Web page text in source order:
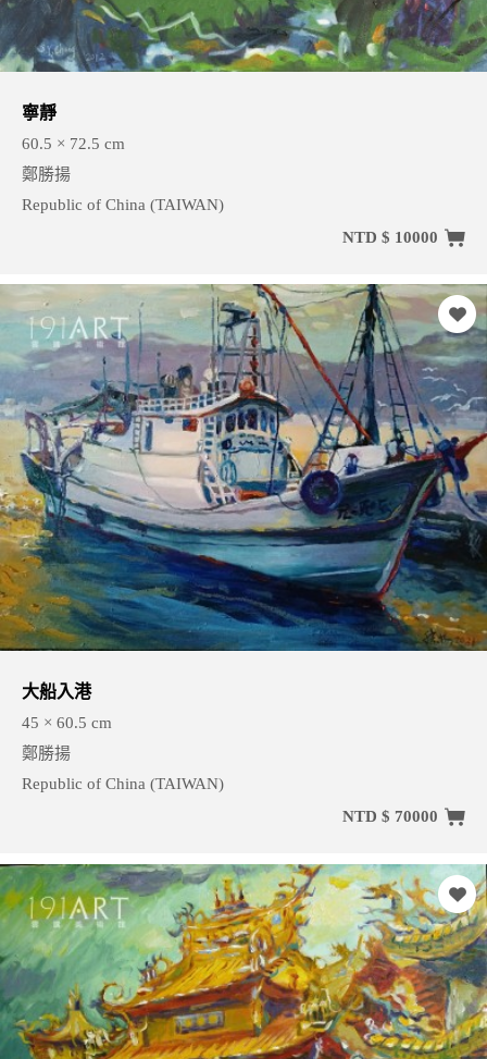
寧靜
60.5 × 72.5 cm
鄭勝揚
Republic of China (TAIWAN)
NTD $ 10000
大船入港
45 × 60.5 cm
鄭勝揚
Republic of China (TAIWAN)
NTD $ 70000